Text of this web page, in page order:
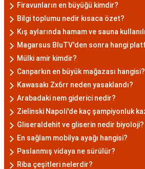
Firavunların en büyüğü kimdir?
Bilgi toplumu nedir kısaca özet?
Kış aylarında hamam ve sauna
Magarsus BluTV'den sonra hangi
Mülki amir kimdir?
Canparkın en büyük mağazası hangisi?
Kawasakı Zx6rr neden yasaklandı?
Arabadaki nem giderici nedir?
Zielinski Napoli'de kaç şampiyonluk
Gliseraldehit ve gliserin nedir biyoloji?
En sağlam mobilya ayağı hangisi?
Paslanmış vidaya ne sürülür?
Riba çeşitleri nelerdir?